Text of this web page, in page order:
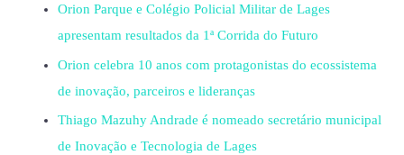
Orion Parque e Colégio Policial Militar de Lages
apresentam resultados da 1ª Corrida do Futuro
Orion celebra 10 anos com protagonistas do ecossistema
de inovação, parceiros e lideranças
Thiago Mazuhy Andrade é nomeado secretário municipal
de Inovação e Tecnologia de Lages